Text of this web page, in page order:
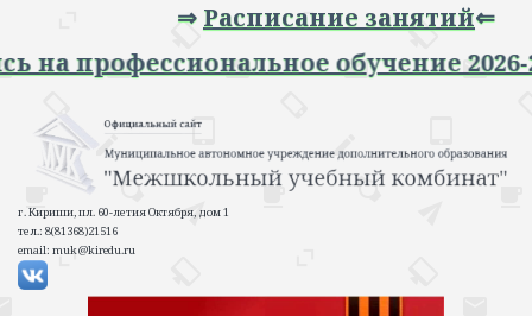
⇒Расписание занятий
на профессиональное обучение
г. Кириши, пл. 60-летия Октября, дом 1
тел.: 8(81368)21516
email: muk@kiredu.ru